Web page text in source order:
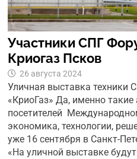
Участники СПГ
Криогаз Псков
26 августа 2024
Уличная выставка техники
«КриоГаз» Да, именно
посетителей
экономика, технологии,
уже 16 сентября в Санкт-
«На уличной выставке